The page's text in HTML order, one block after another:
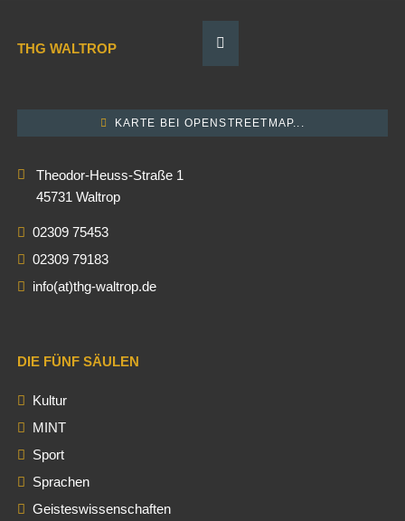
THG WALTROP
KARTE BEI OPENSTREETMAP...
Theodor-Heuss-Straße 1
45731 Waltrop
02309 75453
02309 79183
info(at)thg-waltrop.de
DIE FÜNF SÄULEN
Kultur
MINT
Sport
Sprachen
Geisteswissenschaften